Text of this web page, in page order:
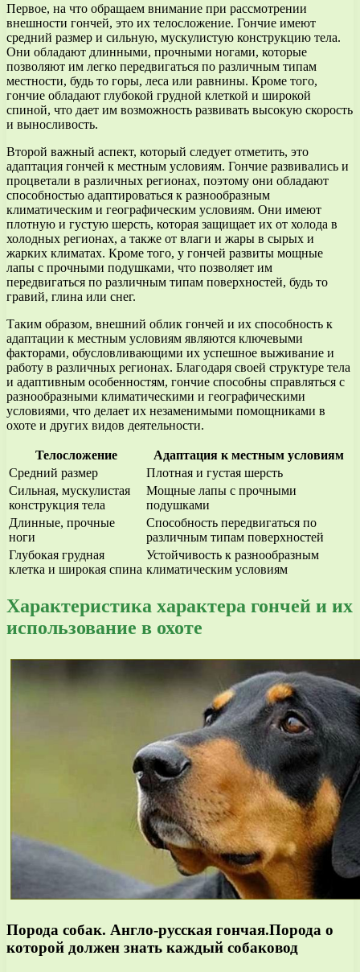
Первое, на что обращаем внимание при рассмотрении
внешности гончей, это их телосложение. Гончие имеют
средний размер и сильную, мускулистую конструкцию тела.
Они обладают длинными, прочными ногами, которые
позволяют им легко передвигаться по различным типам
местности, будь то горы, леса или равнины. Кроме того,
гончие обладают глубокой грудной клеткой и широкой
спиной, что дает им возможность развивать высокую скорость
и выносливость.
Второй важный аспект, который следует отметить, это
адаптация гончей к местным условиям. Гончие развивались и
процветали в различных регионах, поэтому они обладают
способностью адаптироваться к разнообразным
климатическим и географическим условиям. Они имеют
плотную и густую шерсть, которая защищает их от холода в
холодных регионах, а также от влаги и жары в сырых и
жарких климатах. Кроме того, у гончей развиты мощные
лапы с прочными подушками, что позволяет им
передвигаться по различным типам поверхностей, будь то
гравий, глина или снег.
Таким образом, внешний облик гончей и их способность к
адаптации к местным условиям являются ключевыми
факторами, обусловливающими их успешное выживание и
работу в различных регионах. Благодаря своей структуре тела
и адаптивным особенностям, гончие способны справляться с
разнообразными климатическими и географическими
условиями, что делает их незаменимыми помощниками в
охоте и других видов деятельности.
Телосложение
Адаптация к местным условиям
Средний размер
Плотная и густая шерсть
Сильная, мускулистая
конструкция тела
Мощные лапы с прочными
подушками
Длинные, прочные
ноги
Способность передвигаться по
различным типам поверхностей
Глубокая грудная
клетка и широкая спина
Устойчивость к разнообразным
климатическим условиям
Характеристика характера гончей и их
использование в охоте
Порода собак. Англо-русская гончая.Порода о
которой должен знать каждый собаковод